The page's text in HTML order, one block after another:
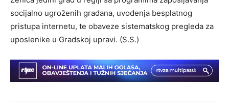
socijalno ugroženih građana, uvođenja besplatnog
pristupa internetu, te obaveze sistematskog pregleda za
uposlenike u Gradskoj upravi. (S.S.)